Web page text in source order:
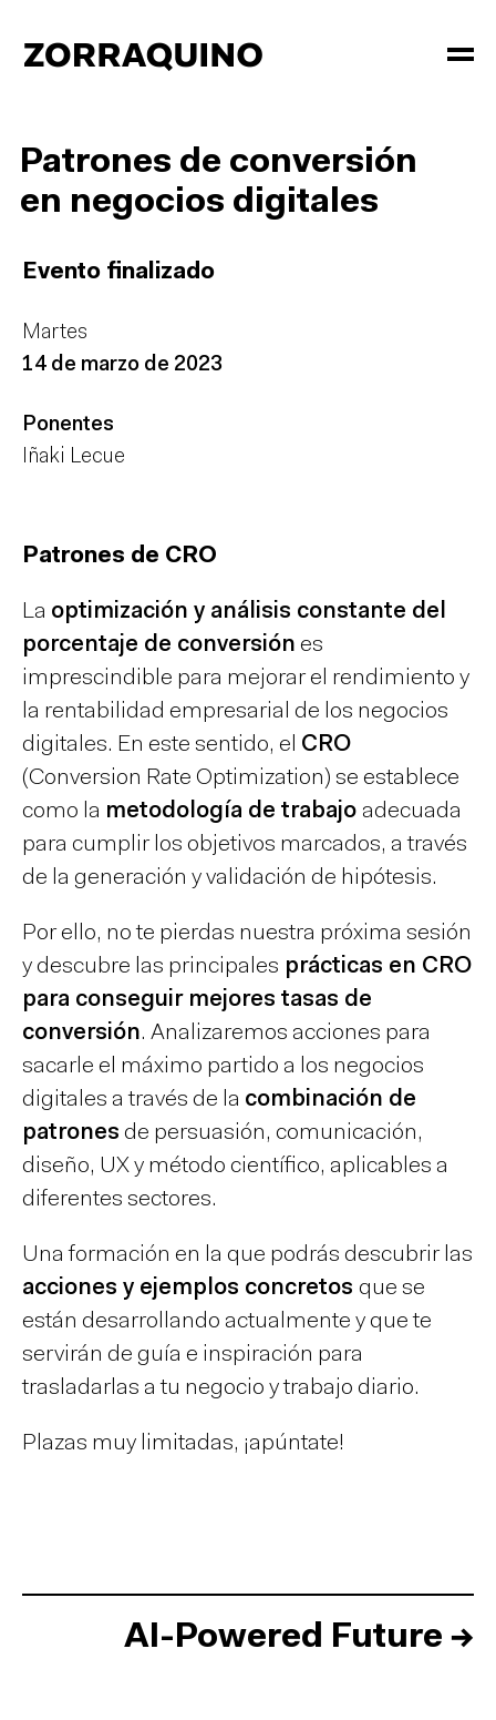
Patrones de conversión
en negocios digitales
Evento finalizado
Martes
14 de marzo de 2023
Ponentes
Iñaki Lecue
Patrones de CRO
La optimización y análisis constante del
porcentaje de conversión es
imprescindible para mejorar el rendimiento y
la rentabilidad empresarial de los negocios
digitales. En este sentido, el CRO
(Conversion Rate Optimization) se establece
como la metodología de trabajo adecuada
para cumplir los objetivos marcados, a través
de la generación y validación de hipótesis.
Por ello, no te pierdas nuestra próxima sesión
y descubre las principales prácticas en CRO
para conseguir mejores tasas de
conversión. Analizaremos acciones para
sacarle el máximo partido a los negocios
digitales a través de la combinación de
patrones de persuasión, comunicación,
diseño, UX y método científico, aplicables a
diferentes sectores.
Una formación en la que podrás descubrir las
acciones y ejemplos concretos que se
están desarrollando actualmente y que te
servirán de guía e inspiración para
trasladarlas a tu negocio y trabajo diario.
Plazas muy limitadas, ¡apúntate!
AI-Powered Future →